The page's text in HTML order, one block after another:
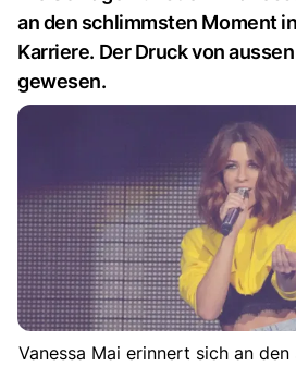
an den schlimmsten Moment
Karriere. Der Druck von
gewesen.
Vanessa Mai erinnert sich an